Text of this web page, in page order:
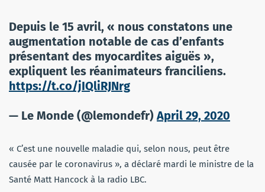
Depuis le 15 avril, « nous constatons une
augmentation notable de cas d’enfants
présentant des myocardites aiguës »,
expliquent les réanimateurs franciliens.
https://t.co/jIQliRJNrg
— Le Monde (@lemondefr)April 29, 2020
« C’est une nouvelle maladie qui, selon nous, peut être
causée par le coronavirus », a déclaré mardi le ministre de la
Santé Matt Hancock à la radio LBC.